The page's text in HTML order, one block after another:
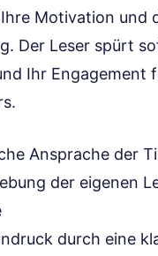
Motivation und
Der Leser spürt
Ihr Engagement
Ansprache der
der eigenen
durch eine